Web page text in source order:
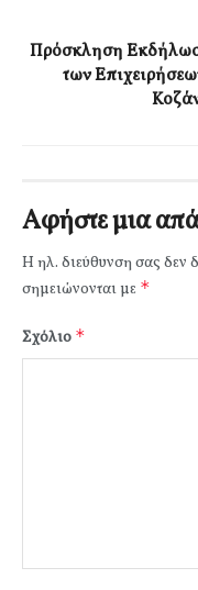
Πρόσκληση
των
Αφήστε μια
Η ηλ. διεύθυνση σας δεν
σημειώνονται με *
Σχόλιο *